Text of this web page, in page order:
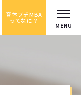
育休プチMBA
ってなに？